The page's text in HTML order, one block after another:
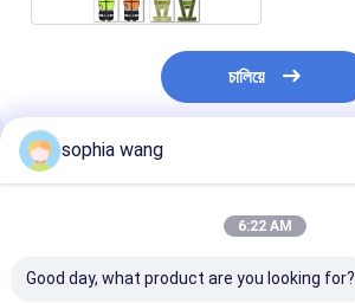
চালিয়ে
প্রস্তাবিত পণ্য
sophia wang
6:22 AM
Good day, what product are you looking for?